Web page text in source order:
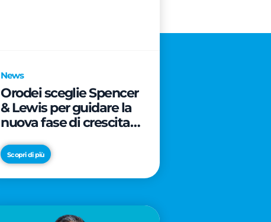
News
Orodei sceglie Spencer
& Lewis per guidare la
nuova fase di crescita e
brand
Scopri di più